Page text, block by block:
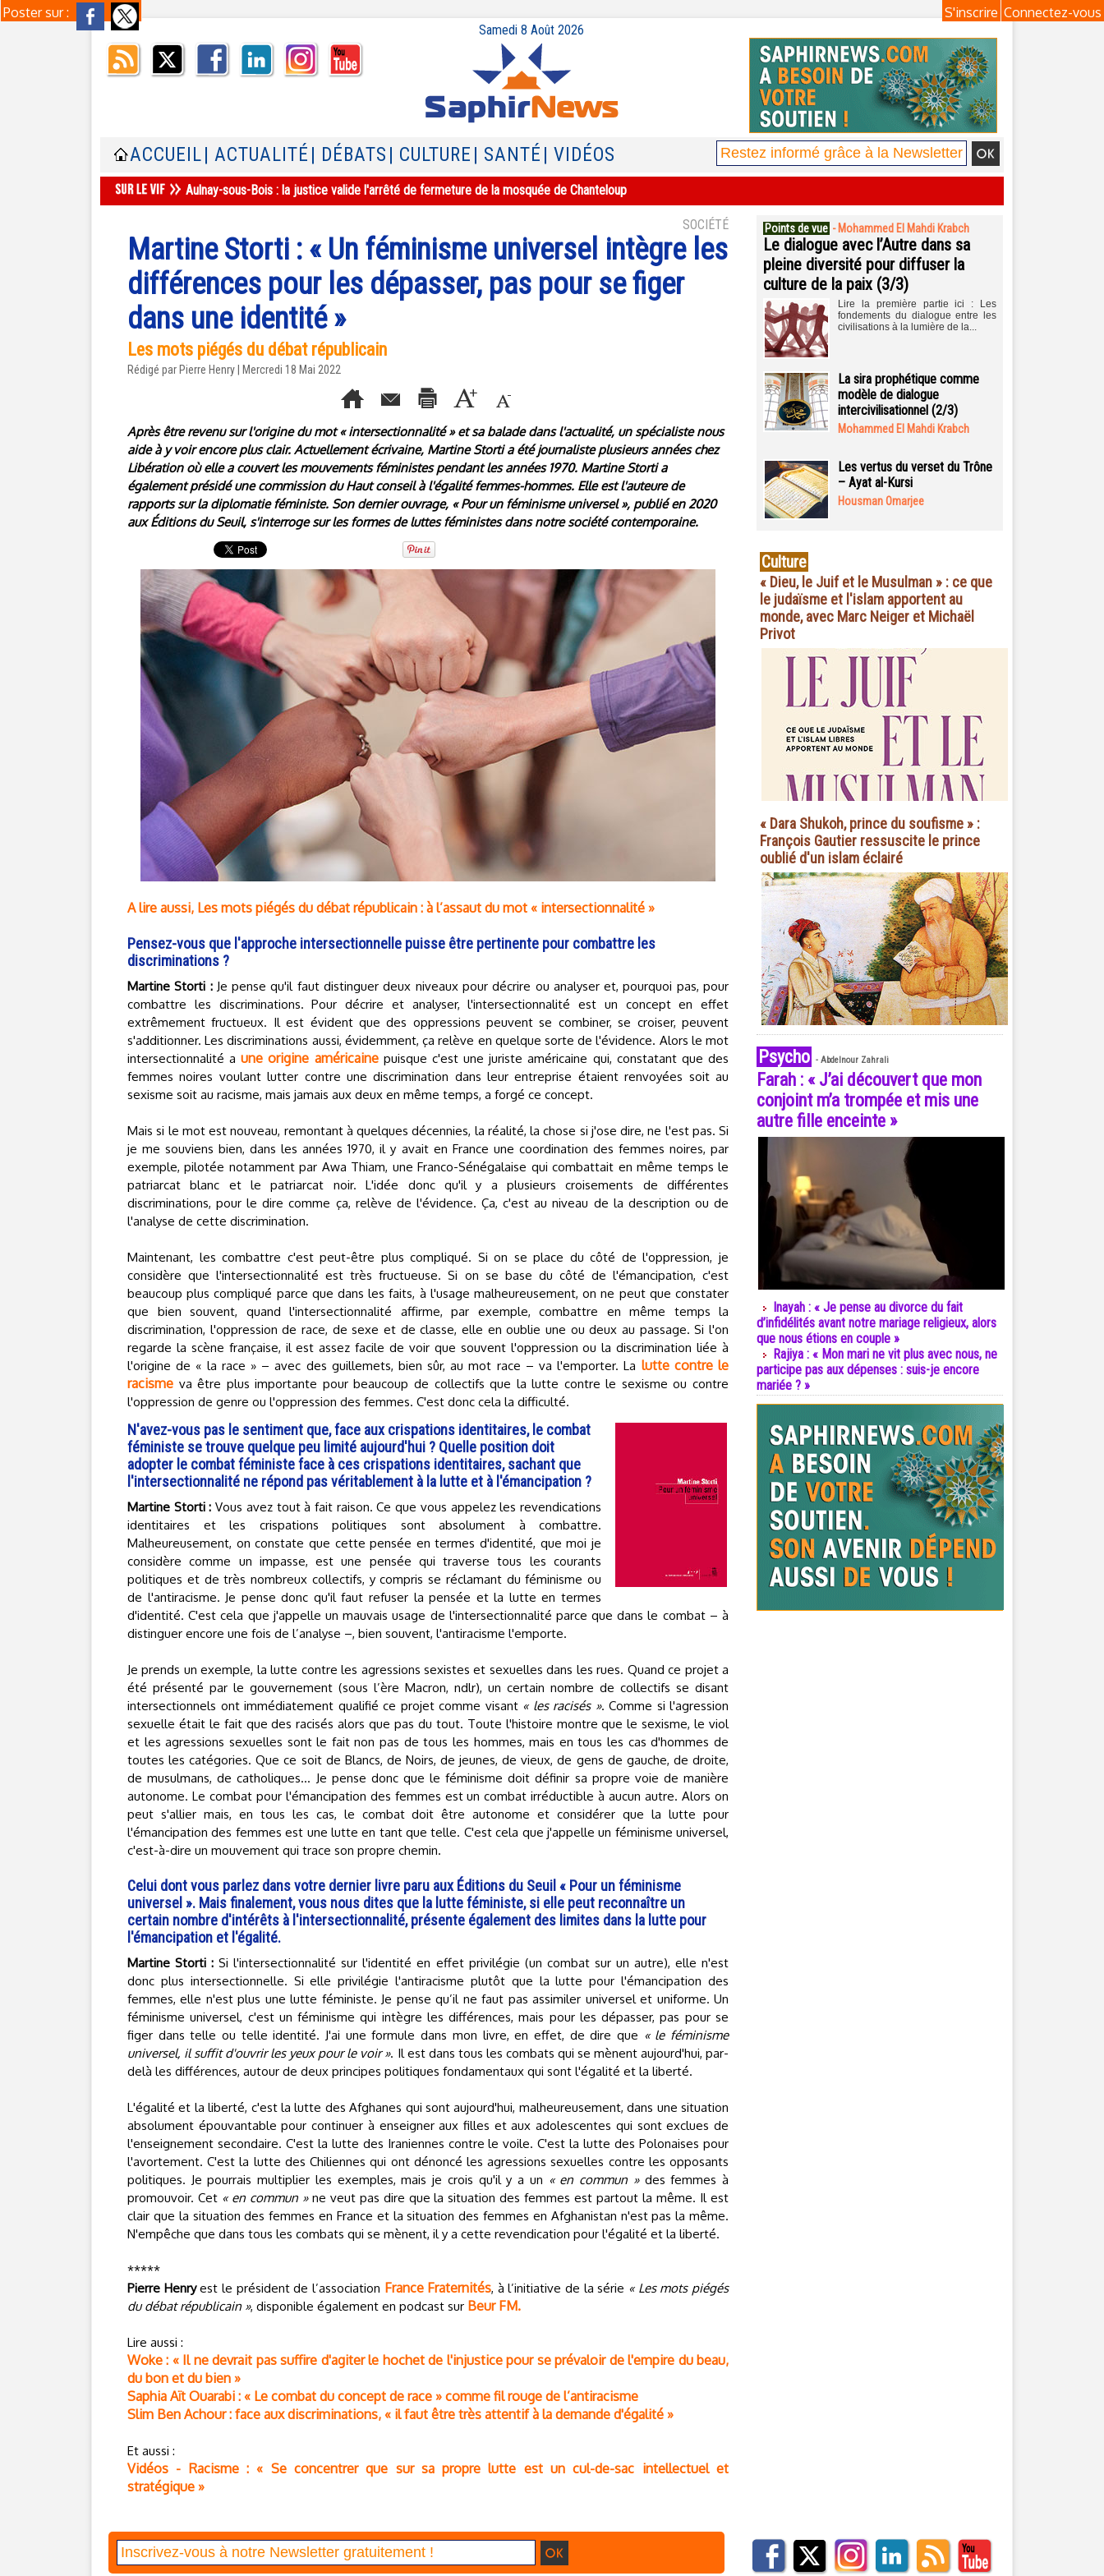
Poster sur : Connectez-vous
S'inscrire
Samedi 8 Août 2026
ACCUEIL | ACTUALITÉ | DÉBATS | CULTURE | SANTÉ | VIDÉOS
Aulnay-sous-Bois : la justice valide l'arrêté de fermeture de la mosquée de Chanteloup
SOCIÉTÉ
Martine Storti : « Un féminisme universel intègre les
différences pour les dépasser, pas pour se figer
dans une identité »
Les mots piégés du débat républicain
Rédigé par Pierre Henry | Mercredi 18 Mai 2022
Après être revenu sur l'origine du mot « intersectionnalité » et sa balade dans l'actualité, un spécialiste nous
aide à y voir encore plus clair. Actuellement écrivaine, Martine Storti a été journaliste plusieurs années chez
Libération où elle a couvert les mouvements féministes pendant les années 1970. Martine Storti a
également présidé une commission du Haut conseil à l'égalité femmes-hommes. Elle est l'auteure de
rapports sur la diplomatie féministe. Son dernier ouvrage, « Pour un féminisme universel », publié en 2020
aux Éditions du Seuil, s'interroge sur les formes de luttes féministes dans notre société contemporaine.
A lire aussi, Les mots piégés du débat républicain : à l’assaut du mot « intersectionnalité »
Pensez-vous que l'approche intersectionnelle puisse être pertinente pour combattre les
discriminations ?
Martine Storti :Je pense qu'il faut distinguer deux niveaux pour décrire ou analyser et, pourquoi pas, pour
combattre les discriminations. Pour décrire et analyser, l'intersectionnalité est un concept en effet
extrêmement fructueux. Il est évident que des oppressions peuvent se combiner, se croiser, peuvent
s'additionner. Les discriminations aussi, évidemment, ça relève en quelque sorte de l'évidence. Alors le mot
intersectionnalité aune origine américainepuisque c'est une juriste américaine qui, constatant que des
femmes noires voulant lutter contre une discrimination dans leur entreprise étaient renvoyées soit au
sexisme soit au racisme, mais jamais aux deux en même temps, a forgé ce concept.
Mais si le mot est nouveau, remontant à quelques décennies, la réalité, la chose si j'ose dire, ne l'est pas. Si
je me souviens bien, dans les années 1970, il y avait en France une coordination des femmes noires, par
exemple, pilotée notamment par Awa Thiam, une Franco-Sénégalaise qui combattait en même temps le
patriarcat blanc et le patriarcat noir. L'idée donc qu'il y a plusieurs croisements de différentes
discriminations, pour le dire comme ça, relève de l'évidence. Ça, c'est au niveau de la description ou de
l'analyse de cette discrimination.
Maintenant, les combattre c'est peut-être plus compliqué. Si on se place du côté de l'oppression, je
considère que l'intersectionnalité est très fructueuse. Si on se base du côté de l'émancipation, c'est
beaucoup plus compliqué parce que dans les faits, à l'usage malheureusement, on ne peut que constater
que bien souvent, quand l'intersectionnalité affirme, par exemple, combattre en même temps la
discrimination, l'oppression de race, de sexe et de classe, elle en oublie une ou deux au passage. Si l'on
regarde la scène française, il est assez facile de voir que souvent l'oppression ou la discrimination liée à
l'origine de « la race » – avec des guillemets, bien sûr, au mot race – va l'emporter. La lutte contre le
racisme va être plus importante pour beaucoup de collectifs que la lutte contre le sexisme ou contre
l'oppression de genre ou l'oppression des femmes. C'est donc cela la difficulté.
N'avez-vous pas le sentiment que, face aux crispations identitaires, le combat
féministe se trouve quelque peu limité aujourd'hui ? Quelle position doit
adopter le combat féministe face à ces crispations identitaires, sachant que
l'intersectionnalité ne répond pas véritablement à la lutte et à l'émancipation ?
Martine Storti : Vous avez tout à fait raison. Ce que vous appelez les revendications
identitaires et les crispations politiques sont absolument à combattre.
Malheureusement, on constate que cette pensée en termes d'identité, que moi je
considère comme un impasse, est une pensée qui traverse tous les courants
politiques et de très nombreux collectifs, y compris se réclamant du féminisme ou
de l'antiracisme. Je pense donc qu'il faut refuser la pensée et la lutte en termes
d'identité. C'est cela que j'appelle un mauvais usage de l'intersectionnalité parce que dans le combat – à
distinguer encore une fois de l’analyse –, bien souvent, l'antiracisme l'emporte.
Je prends un exemple, la lutte contre les agressions sexistes et sexuelles dans les rues. Quand ce projet a
été présenté par le gouvernement (sous l’ère Macron, ndlr), un certain nombre de collectifs se disant
intersectionnels ont immédiatement qualifié ce projet comme visant « les racisés ». Comme si l'agression
sexuelle était le fait que des racisés alors que pas du tout. Toute l'histoire montre que le sexisme, le viol
et les agressions sexuelles sont le fait non pas de tous les hommes, mais en tous les cas d'hommes de
toutes les catégories. Que ce soit de Blancs, de Noirs, de jeunes, de vieux, de gens de gauche, de droite,
de musulmans, de catholiques... Je pense donc que le féminisme doit définir sa propre voie de manière
autonome. Le combat pour l'émancipation des femmes est un combat irréductible à aucun autre. Alors on
peut s'allier mais, en tous les cas, le combat doit être autonome et considérer que la lutte pour
l'émancipation des femmes est une lutte en tant que telle. C'est cela que j'appelle un féminisme universel,
c'est-à-dire un mouvement qui trace son propre chemin.
Celui dont vous parlez dans votre dernier livre paru aux Éditions du Seuil « Pour un féminisme
universel ». Mais finalement, vous nous dites que la lutte féministe, si elle peut reconnaître un
certain nombre d'intérêts à l'intersectionnalité, présente également des limites dans la lutte pour
l'émancipation et l'égalité.
Martine Storti : Si l'intersectionnalité sur l'identité en effet privilégie (un combat sur un autre), elle n'est
donc plus intersectionnelle. Si elle privilégie l'antiracisme plutôt que la lutte pour l'émancipation des
femmes, elle n'est plus une lutte féministe. Je pense qu’il ne faut pas assimiler universel et uniforme. Un
féminisme universel, c'est un féminisme qui intègre les différences, mais pour les dépasser, pas pour se
figer dans telle ou telle identité. J'ai une formule dans mon livre, en effet, de dire que « le féminisme
universel, il suffit d'ouvrir les yeux pour le voir ». Il est dans tous les combats qui se mènent aujourd'hui, par-
delà les différences, autour de deux principes politiques fondamentaux qui sont l'égalité et la liberté.
L'égalité et la liberté, c'est la lutte des Afghanes qui sont aujourd'hui, malheureusement, dans une situation
absolument épouvantable pour continuer à enseigner aux filles et aux adolescentes qui sont exclues de
l'enseignement secondaire. C'est la lutte des Iraniennes contre le voile. C'est la lutte des Polonaises pour
l'avortement. C'est la lutte des Chiliennes qui ont dénoncé les agressions sexuelles contre les opposants
politiques. Je pourrais multiplier les exemples, mais je crois qu'il y a un « en commun »des femmes à
promouvoir. Cet « en commun »ne veut pas dire que la situation des femmes est partout la même. Il est
clair que la situation des femmes en France et la situation des femmes en Afghanistan n'est pas la même.
N'empêche que dans tous les combats qui se mènent, il y a cette revendication pour l'égalité et la liberté.
*****
Pierre Henryest le président de l’association France Fraternités, à l’initiative de la série « Les mots piégés
du débat républicain », disponible également en podcast sur Beur FM.
Lire aussi :
Woke : « Il ne devrait pas suffire d'agiter le hochet de l'injustice pour se prévaloir de l'empire du beau,
du bon et du bien »
Saphia Aït Ouarabi : « Le combat du concept de race » comme fil rouge de l’antiracisme
Slim Ben Achour : face aux discriminations, « il faut être très attentif à la demande d'égalité »
Et aussi :
Vidéos - Racisme : « Se concentrer que sur sa propre lutte est un cul-de-sac intellectuel et
stratégique »
Points de vue - Mohammed El Mahdi Krabch
Le dialogue avec l’Autre dans sa
pleine diversité pour diffuser la
culture de la paix (3/3)
Lire la première partie ici : Les
fondements du dialogue entre les
civilisations à la lumière de la...
La sira prophétique comme
modèle de dialogue
intercivilisationnel (2/3)
Mohammed El Mahdi Krabch
Les vertus du verset du Trône
– Ayat al-Kursi
Housman Omarjee
Culture
« Dieu, le Juif et le Musulman » : ce que
le judaïsme et l'islam apportent au
monde, avec Marc Neiger et Michaël
Privot
« Dara Shukoh, prince du soufisme » :
François Gautier ressuscite le prince
oublié d'un islam éclairé
Psycho - Abdelnour Zahrali
Farah : « J’ai découvert que mon
conjoint m’a trompée et mis une
autre fille enceinte »
Inayah : « Je pense au divorce du fait
d’infidélités avant notre mariage religieux, alors
que nous étions en couple »
Rajiya : « Mon mari ne vit plus avec nous, ne
participe pas aux dépenses : suis-je encore
mariée ? »